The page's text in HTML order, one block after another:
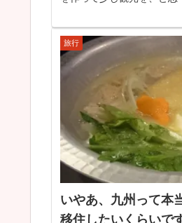
旅行
いやあ、九州って本
移住したいくらいで